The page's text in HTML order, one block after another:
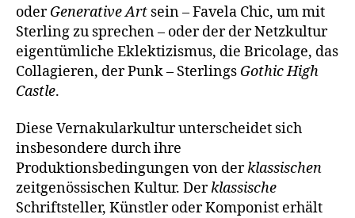
oderGenerative Art sein – Favela Chic, um mit
Sterling zu sprechen – oder der der Netzkultur
eigentümliche Eklektizismus, die Bricolage, das
Collagieren, der Punk – Sterlings Gothic High
Castle.
Diese Vernakularkultur unterscheidet sich
insbesondere durch ihre
Produktionsbedingungen von derklassischen
zeitgenössischen Kultur. Derklassische
Schriftsteller, Künstler oder Komponist erhält